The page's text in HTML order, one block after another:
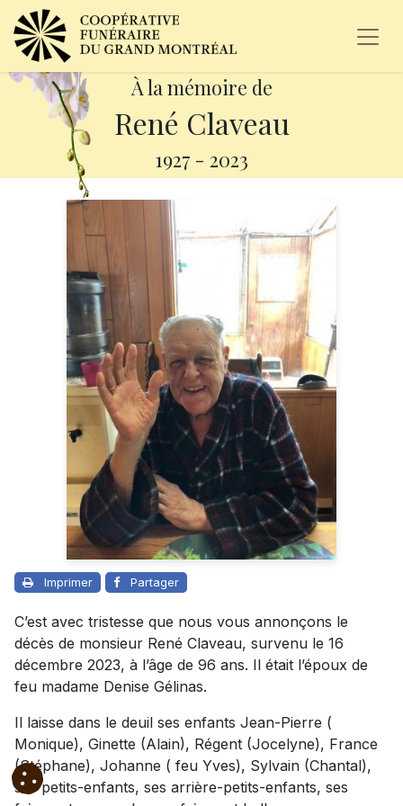
À la mémoire de
René Claveau
1927 - 2023
Imprimer Partager
C’est avec tristesse que nous vous annonçons le
décès de monsieur René Claveau, survenu le 16
décembre 2023, à l’âge de 96 ans. Il était l’époux de
feu madame Denise Gélinas.
Il laisse dans le deuil ses enfants Jean-Pierre (
Monique), Ginette (Alain), Régent (Jocelyne), France
(Stéphane), Johanne ( feu Yves), Sylvain (Chantal),
ses petits-enfants, ses arrière-petits-enfants, ses